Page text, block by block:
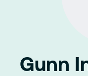
Gunn